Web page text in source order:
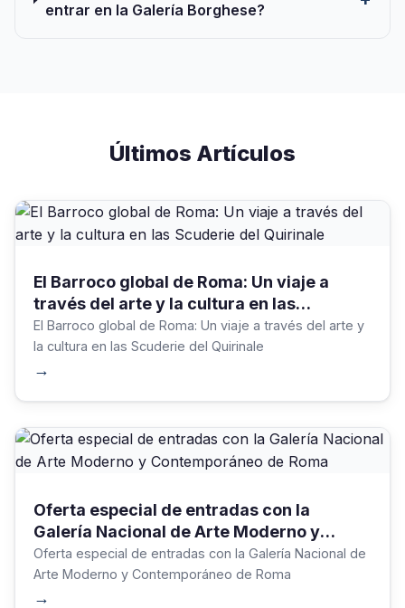
entrar en la Galería Borghese?
Últimos Artículos
El Barroco global de Roma: Un viaje a
través del arte y la cultura en las
Scuderie del Quirinale
El Barroco global de Roma: Un viaje a través del arte y
la cultura en las Scuderie del Quirinale
→
Oferta especial de entradas con la
Galería Nacional de Arte Moderno y
Contemporáneo de Roma
Oferta especial de entradas con la Galería Nacional de
Arte Moderno y Contemporáneo de Roma
→